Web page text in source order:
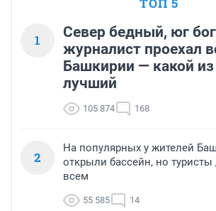
1
Север бедный, юг
журналист проехал
Башкирии — какой из
лучший
105 874 168
2
На популярных у жителей
открыли бассейн, но
всем
55 585 14